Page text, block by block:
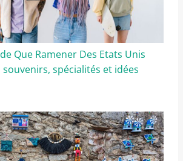
Que Ramener Des Etats Unis
souvenirs, spécialités et idées